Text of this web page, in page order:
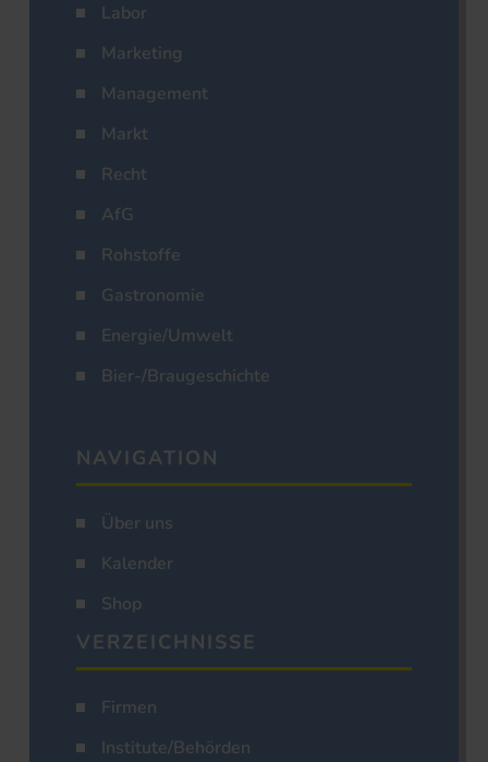
Labor
Marketing
Management
Markt
Recht
AfG
Rohstoffe
Gastronomie
Energie/Umwelt
Bier-/Braugeschichte
NAVIGATION
Über uns
Kalender
Shop
VERZEICHNISSE
Firmen
Institute/Behörden